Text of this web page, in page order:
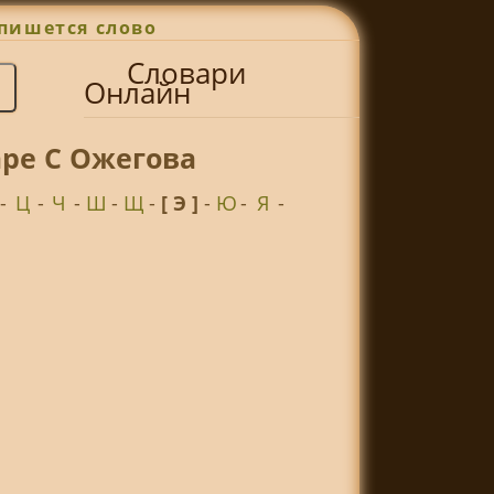
слово
Словари
Онлайн
С Ожегова
Ц - Ч - Ш - Щ- [ Э ] - Ю- Я -